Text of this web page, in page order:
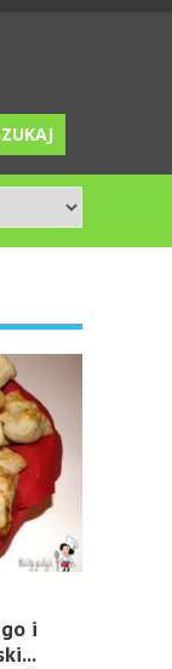
i